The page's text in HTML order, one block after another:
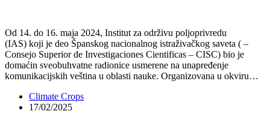
Od 14. do 16. maja 2024, Institut za održivu poljoprivredu
(IAS) koji je deo Španskog nacionalnog istraživačkog saveta ( –
Consejo Superior de Investigaciones Cientificas – CISC) bio je
domaćin sveobuhvatne radionice usmerene na unapređenje
komunikacijskih veština u oblasti nauke. Organizovana u okviru…
Climate Crops
17/02/2025